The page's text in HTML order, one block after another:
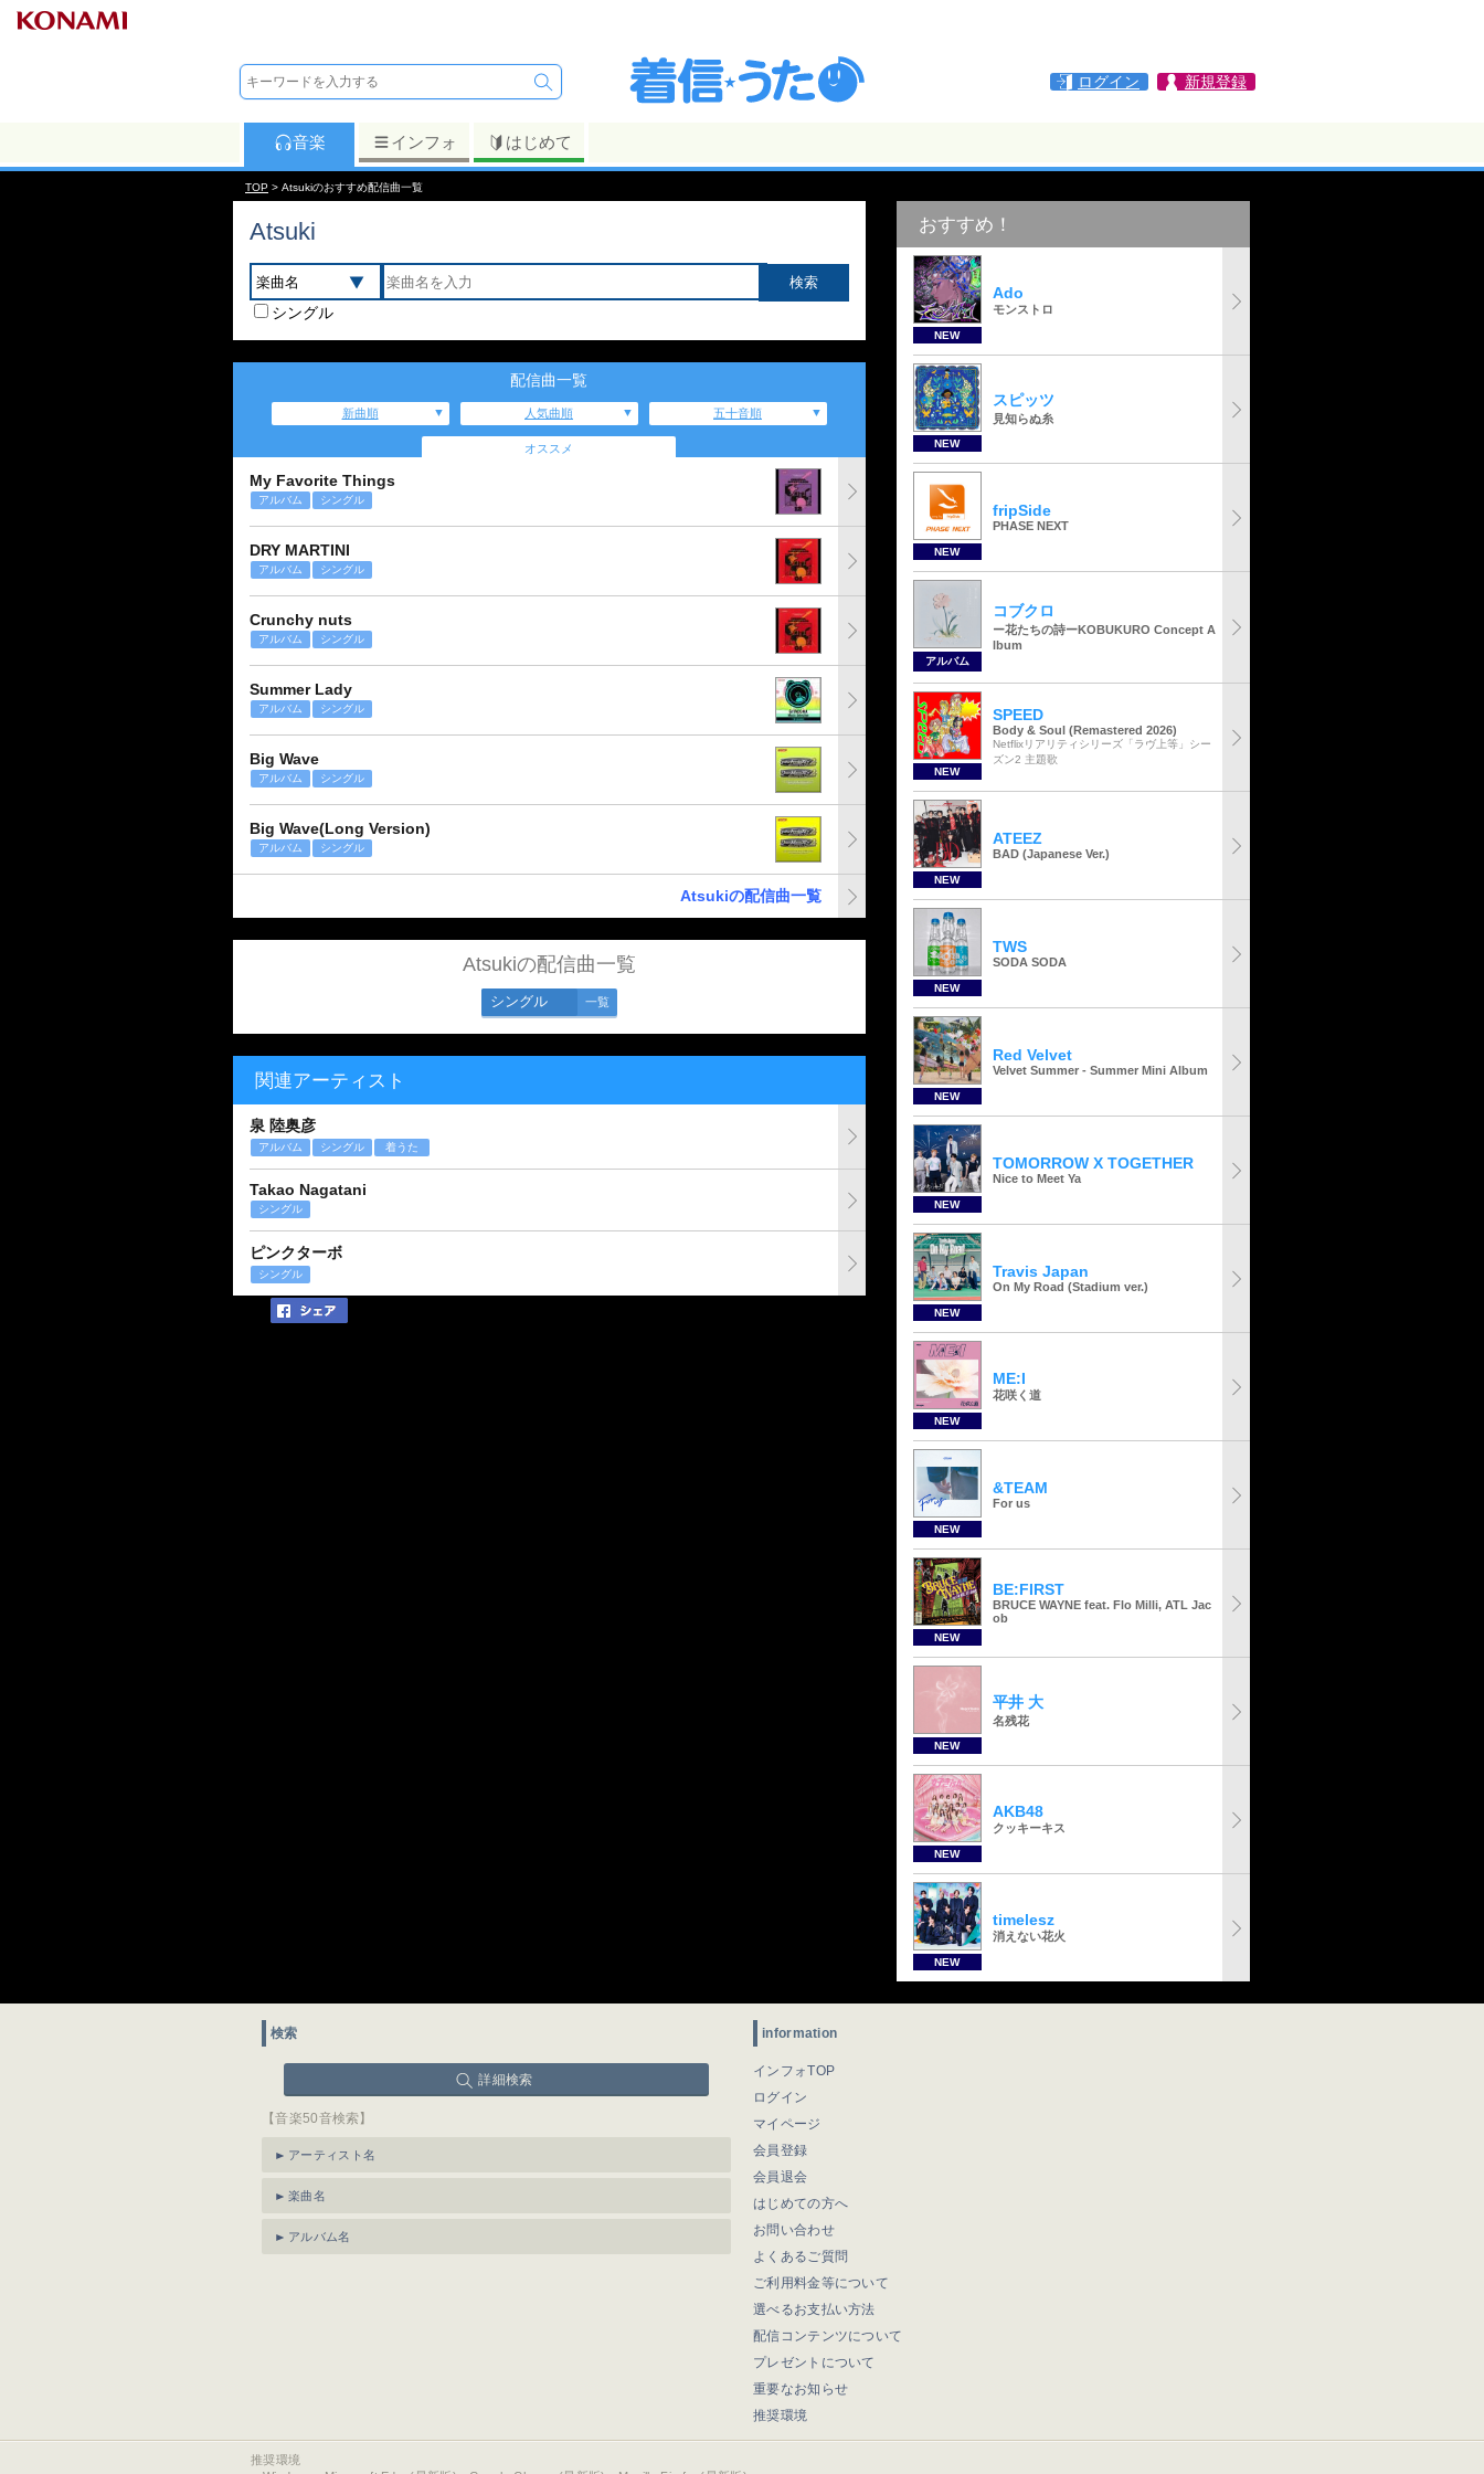
ログイン 新規登録
音楽 インフォ はじめて
TOP > Atsukiのおすすめ配信曲一覧
Atsuki
シングル
配信曲一覧
新曲順 人気曲順 五十音順
オススメ
My Favorite Things
アルバム シングル
DRY MARTINI
アルバム シングル
Crunchy nuts
アルバム シングル
Summer Lady
アルバム シングル
Big Wave
アルバム シングル
Big Wave(Long Version)
アルバム シングル
Atsukiの配信曲一覧
Atsukiの配信曲一覧
シングル 一覧
関連アーティスト
泉 陸奥彦
アルバム シングル 着うた
Takao Nagatani
シングル
ピンクターボ
シングル
おすすめ！
NEW
Ado
モンストロ
NEW
スピッツ
見知らぬ糸
NEW
fripSide
PHASE NEXT
アルバム
コブクロ
ー花たちの詩ーKOBUKURO Concept A
lbum
NEW
SPEED
Body & Soul (Remastered 2026)
Netflixリアリティシリーズ「ラヴ上等」シー
ズン2 主題歌
NEW
ATEEZ
BAD (Japanese Ver.)
NEW
TWS
SODA SODA
NEW
Red Velvet
Velvet Summer - Summer Mini Album
NEW
TOMORROW X TOGETHER
Nice to Meet Ya
NEW
Travis Japan
On My Road (Stadium ver.)
NEW
ME:I
花咲く道
NEW
&TEAM
For us
NEW
BE:FIRST
BRUCE WAYNE feat. Flo Milli, ATL Jac
ob
NEW
平井 大
名残花
NEW
AKB48
クッキーキス
NEW
timelesz
消えない花火
検索
詳細検索
【音楽50音検索】
アーティスト名
楽曲名
アルバム名
information
インフォTOP
ログイン
マイページ
会員登録
会員退会
はじめての方へ
お問い合わせ
よくあるご質問
ご利用料金等について
選べるお支払い方法
配信コンテンツについて
プレゼントについて
重要なお知らせ
推奨環境
推奨環境